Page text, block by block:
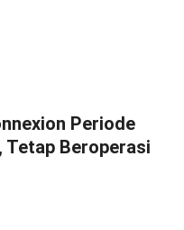
Periode
Tetap Beroperasi